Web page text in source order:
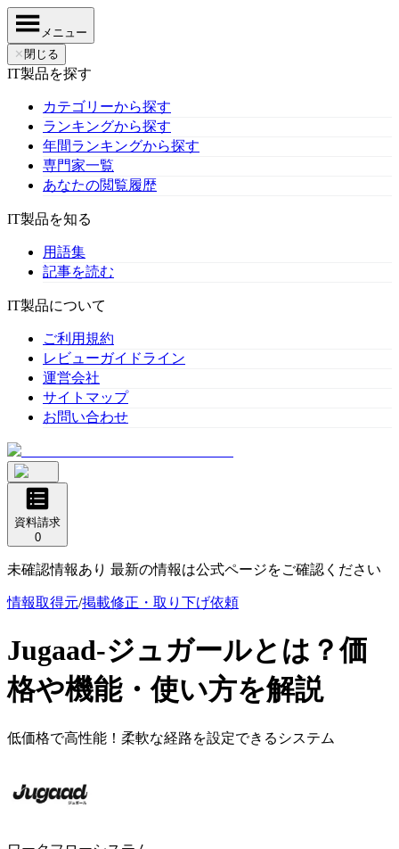
メニュー
✕ 閉じる
IT製品を探す
カテゴリーから探す
ランキングから探す
年間ランキングから探す
専門家一覧
あなたの閲覧履歴
IT製品を知る
用語集
記事を読む
IT製品について
ご利用規約
レビューガイドライン
運営会社
サイトマップ
お問い合わせ
資料請求
0
未確認情報あり 最新の情報は公式ページをご確認ください
情報取得元/掲載修正・取り下げ依頼
Jugaad-ジュガールとは？価
格や機能・使い方を解説
低価格で高性能！柔軟な経路を設定できるシステム